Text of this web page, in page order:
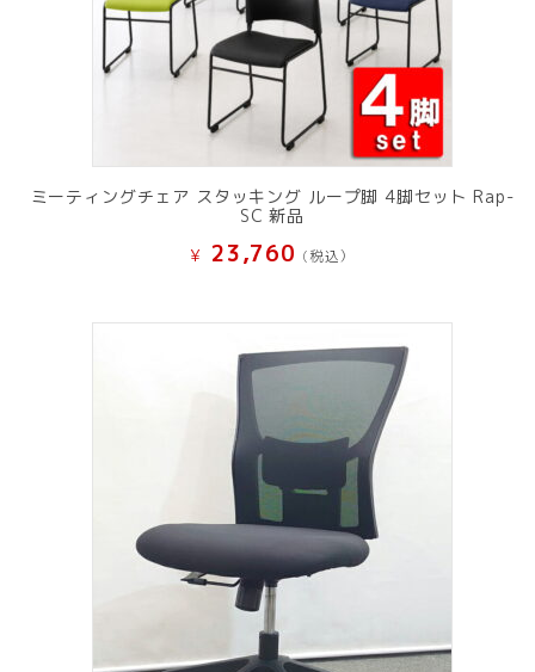
ミーティングチェア スタッキング ループ脚 4脚セット Rap-
SC 新品
¥ 23,760 (税込）